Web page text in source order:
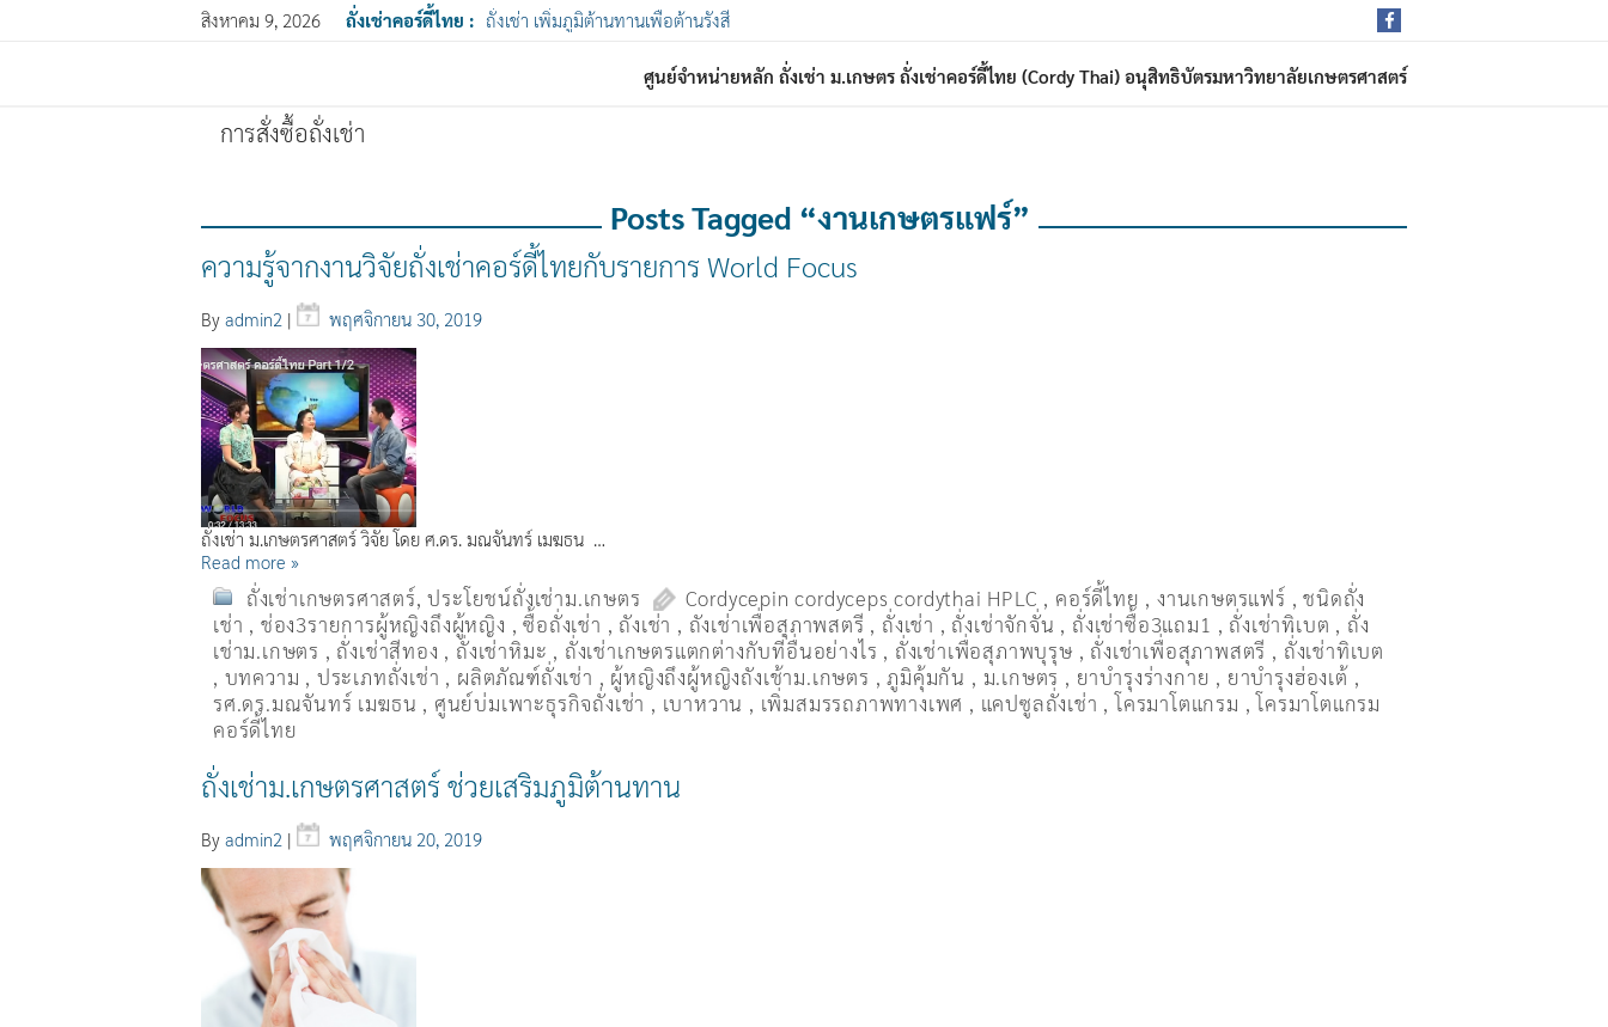
สิงหาคม 9, 2026 ถั่งเช่าคอร์ดี้ไทย : ถั่งเช่า เพิ่มภูมิต้านทานเพื่อต้านรังสี
ศูนย์จำหน่ายหลัก ถั่งเช่า ม.เกษตร ถั่งเช่าคอร์ดี้ไทย (Cordy Thai) อนุสิทธิบัตรมหาวิทยาลัยเกษตรศาสตร์
การสั่งซื้อถั่งเช่า
Posts Tagged “งานเกษตรแฟร์”
ความรู้จากงานวิจัยถั่งเช่าคอร์ดี้ไทยกับรายการ World Focus
By admin2 | พฤศจิกายน 30, 2019
ถั่งเช่า ม.เกษตรศาสตร์ วิจัย โดย ศ.ดร. มณจันทร์ เมฆธน …
Read more »
ถั่งเช่าเกษตรศาสตร์,ประโยชน์ถั่งเช่าม.เกษตร Cordycepin cordyceps cordythai HPLC , คอร์ดี้ไทย ,งานเกษตรแฟร์ ,ชนิดถั่ง
เช่า , ช่อง3รายการผู้หญิงถึงผู้หญิง ,ซื้อถั่งเช่า , ถังเช่า , ถังเช่าเพื่อสุภาพสตรี , ถั่งเช่า , ถั่งเช่าจักจั่น , ถั่งเช่าซื้อ3แถม1 , ถั่งเช่าทิเบต , ถั่ง
เช่าม.เกษตร , ถั่งเช่าสีทอง , ถั่งเช่าหิมะ , ถั่งเช่าเกษตรแตกต่างกับที่อื่นอย่างไร , ถั่งเช่าเพื่อสุภาพบุรุษ , ถั่งเช่าเพื่อสุภาพสตรี , ถั่่งเช่าทิเบต
, บทความ , ประเภทถั่งเช่า , ผลิตภัณฑ์ถั่งเช่า , ผู้หญิงถึงผู้หญิงถังเช้าม.เกษตร ,ภูมิคุ้มกัน , ม.เกษตร , ยาบำรุงร่างกาย , ยาบำรุงฮ่องเต้ ,
รศ.ดร.มณจันทร์ เมฆธน , ศูนย์บ่มเพาะธุรกิจถั่งเช่า , เบาหวาน , เพิ่มสมรรถภาพทางเพศ , แคปซูลถั่งเช่า ,โครมาโตแกรม ,โครมาโตแกรม
คอร์ดี้ไทย
ถั่งเช่าม.เกษตรศาสตร์ ช่วยเสริมภูมิต้านทาน
By admin2 | พฤศจิกายน 20, 2019